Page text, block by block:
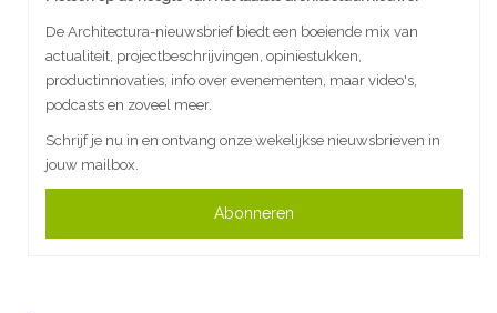
De Architectura-nieuwsbrief biedt een boeiende mix van
actualiteit, projectbeschrijvingen, opiniestukken,
productinnovaties, info over evenementen, maar video's,
podcasts en zoveel meer.
Schrijf je nu in en ontvang onze wekelijkse nieuwsbrieven in
jouw mailbox.
Abonneren